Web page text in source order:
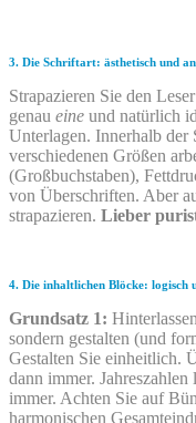
3. Die Schriftart: ästhetisch und
Strapazieren Sie den
genau eine und natürlich
Unterlagen. Innerhalb
verschiedenen Größen
(Großbuchstaben),
von Überschriften. Aber
strapazieren. Lieber
4. Die inhaltlichen Blöcke: logisch
Grundsatz 1:
sondern gestalten (und
Gestalten Sie einheitlich.
dann immer.
immer. Achten Sie auf
harmonischen